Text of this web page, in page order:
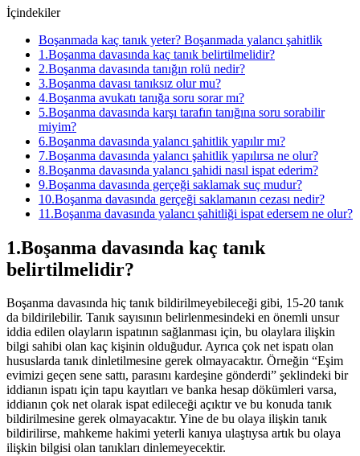
İçindekiler
Boşanmada kaç tanık yeter? Boşanmada yalancı şahitlik
1.Boşanma davasında kaç tanık belirtilmelidir?
2.Boşanma davasında tanığın rolü nedir?
3.Boşanma davası tanıksız olur mu?
4.Boşanma avukatı tanığa soru sorar mı?
5.Boşanma davasında karşı tarafın tanığına soru sorabilir
miyim?
6.Boşanma davasında yalancı şahitlik yapılır mı?
7.Boşanma davasında yalancı şahitlik yapılırsa ne olur?
8.Boşanma davasında yalancı şahidi nasıl ispat ederim?
9.Boşanma davasında gerçeği saklamak suç mudur?
10.Boşanma davasında gerçeği saklamanın cezası nedir?
11.Boşanma davasında yalancı şahitliği ispat edersem ne olur?
1.Boşanma davasında kaç tanık
belirtilmelidir?
Boşanma davasında hiç tanık bildirilmeyebileceği gibi, 15-20 tanık
da bildirilebilir. Tanık sayısının belirlenmesindeki en önemli unsur
iddia edilen olayların ispatının sağlanması için, bu olaylara ilişkin
bilgi sahibi olan kaç kişinin olduğudur. Ayrıca çok net ispatı olan
hususlarda tanık dinletilmesine gerek olmayacaktır. Örneğin “Eşim
evimizi geçen sene sattı, parasını kardeşine gönderdi” şeklindeki bir
iddianın ispatı için tapu kayıtları ve banka hesap dökümleri varsa,
iddianın çok net olarak ispat edileceği açıktır ve bu konuda tanık
bildirilmesine gerek olmayacaktır. Yine de bu olaya ilişkin tanık
bildirilirse, mahkeme hakimi yeterli kanıya ulaştıysa artık bu olaya
ilişkin bilgisi olan tanıkları dinlemeyecektir.